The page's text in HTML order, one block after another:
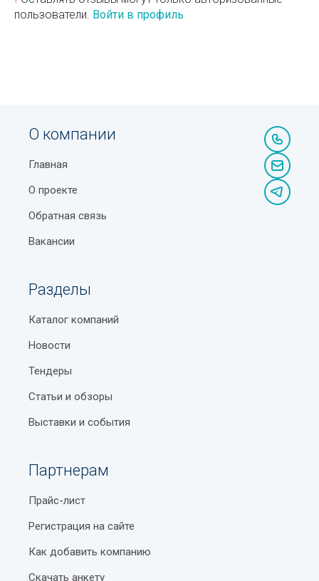
пользователи. Войти в профиль
О компании
Главная
О проекте
Обратная связь
Вакансии
Разделы
Каталог компаний
Новости
Тендеры
Статьи и обзоры
Выставки и события
Партнерам
Прайс-лист
Регистрация на сайте
Как добавить компанию
Скачать анкету